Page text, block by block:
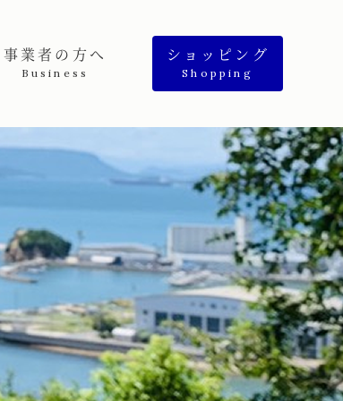
事業者の方へ
Business
ショッピング
Shopping